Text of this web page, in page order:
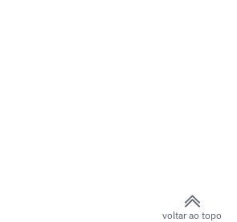
voltar ao topo